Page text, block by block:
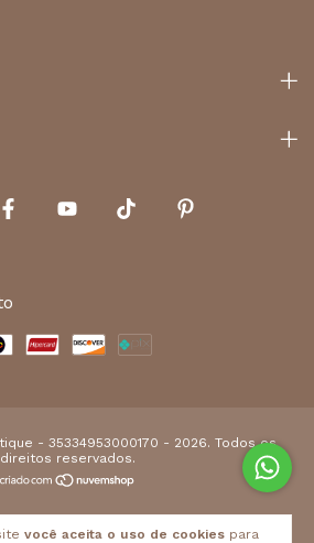
você aceita o uso de cookies para
- 35334953000170 - 2026. Todos os
direitos reservados.